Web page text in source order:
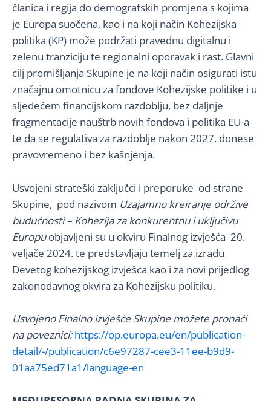
članica i regija do demografskih promjena s kojima
je Europa suočena, kao i na koji način Kohezijska
politika (KP) može podržati pravednu digitalnu i
zelenu tranziciju te regionalni oporavak i rast. Glavni
cilj promišljanja Skupine je na koji način osigurati istu
značajnu omotnicu za fondove Kohezijske politike i u
sljedećem financijskom razdoblju, bez daljnje
fragmentacije nauštrb novih fondova i politika EU-a
te da se regulativa za razdoblje nakon 2027. donese
pravovremeno i bez kašnjenja.
Usvojeni strateški zaključci i preporuke od strane
Skupine, pod nazivom Uzajamno kreiranje održive
budućnosti – Kohezija za konkurentnu i uključivu
Europuobjavljeni su u okviru Finalnog izvješća 20.
veljače 2024. te predstavljaju temelj za izradu
Devetog kohezijskog izvješća kao i za novi prijedlog
zakonodavnog okvira za Kohezijsku politiku.
Usvojeno Finalno izvješće Skupine možete pronaći
na poveznici: https://op.europa.eu/en/publication-
detail/-/publication/c6e97287-cee3-11ee-b9d9-
01aa75ed71a1/language-en